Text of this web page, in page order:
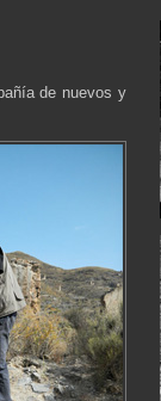
de nuevos y